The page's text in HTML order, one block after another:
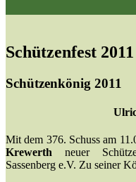
Schützenfest 2011
Schützenkönig 2011
Mit dem 376. Schuss am
Krewerth neuer
Sassenberg e.V. Zu seiner